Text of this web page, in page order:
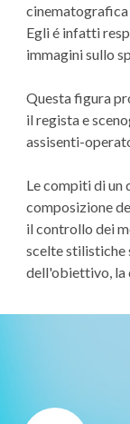
cinematografica
Egli é infatti
immagini sullo
Questa figura
il regista e
assisenti-
Le compiti di
composizione
il controllo dei
scelte stilistiche
dell'obiettivo, la